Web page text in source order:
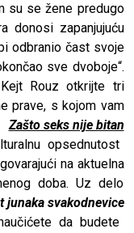
su se žene predugo
donosi zapanjujuću
odbranio čast svoje
sve dvoboje“.
Rouz otkrijte tri
prave, s kojom vam
Zašto seks nije bitan
opsednutost
na aktuelna
doba. Uz delo
junaka svakodnevice
da budete